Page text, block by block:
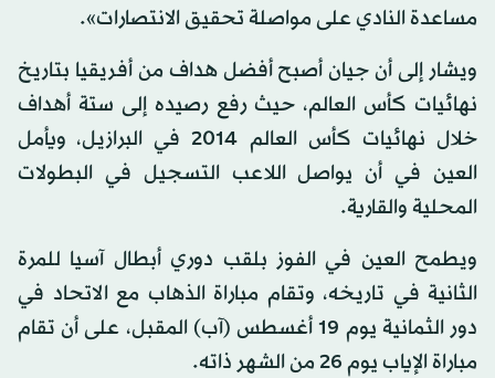
مساعدة النادي على مواصلة تحقيق الانتصارات».
ويشار إلى أن جيان أصبح أفضل هداف من أفريقيا بتاريخ
نهائيات كأس العالم، حيث رفع رصيده إلى ستة أهداف
خلال نهائيات كأس العالم 2014 في البرازيل، ويأمل
العين في أن يواصل اللاعب التسجيل في البطولات
المحلية والقارية.
ويطمح العين في الفوز بلقب دوري أبطال آسيا للمرة
الثانية في تاريخه، وتقام مباراة الذهاب مع الاتحاد في
دور الثمانية يوم 19 أغسطس (آب) المقبل، على أن تقام
مباراة الإياب يوم 26 من الشهر ذاته.